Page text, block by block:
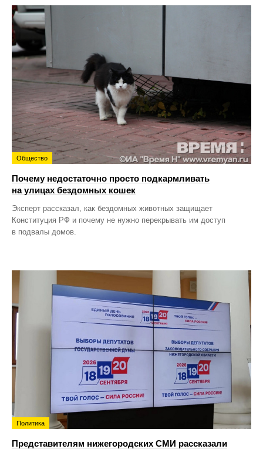
Общество
Почему недостаточно просто подкармливать
на улицах бездомных кошек
Эксперт рассказал, как бездомных животных защищает
Конституция РФ и почему не нужно перекрывать им доступ
в подвалы домов.
Политика
Представителям нижегородских СМИ рассказали